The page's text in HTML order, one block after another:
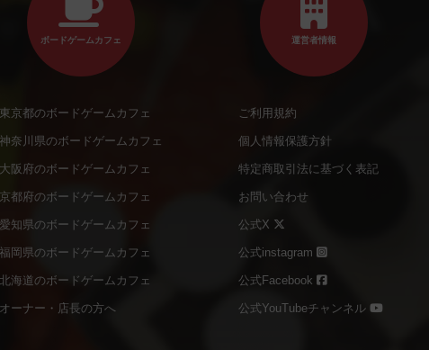
ボードゲームカフェ
東京都のボードゲームカフェ
神奈川県のボードゲームカフェ
大阪府のボードゲームカフェ
京都府のボードゲームカフェ
愛知県のボードゲームカフェ
福岡県のボードゲームカフェ
北海道のボードゲームカフェ
オーナー・店長の方へ
運営者情報
ご利用規約
個人情報保護方針
特定商取引法に基づく表記
お問い合わせ
公式X
公式instagram
公式Facebook
公式YouTubeチャンネル